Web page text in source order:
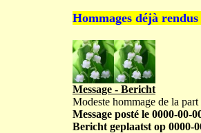
Hommages déjà
Message - Bericht
Modeste hommage de la
Message posté le 0000-
Bericht geplaatst op 0000-